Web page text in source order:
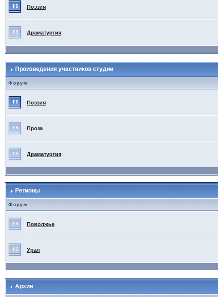
Поэзия
Драматургия
Произведения участников студии
Форум
Поэзия
Проза
Драматургия
Регионы
Форум
Поволжье
Урал
Архив